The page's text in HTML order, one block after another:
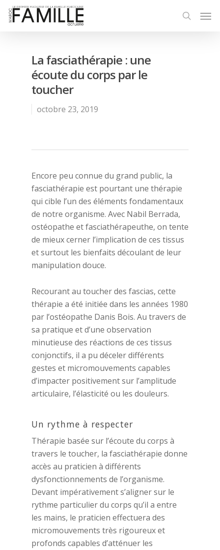
La fasciathérapie : une
écoute du corps par le
toucher
octobre 23, 2019
Encore peu connue du grand public, la
fasciathérapie est pourtant une thérapie
qui cible l’un des éléments fondamentaux
de notre organisme. Avec Nabil Berrada,
ostéopathe et fasciathérapeuthe, on tente
de mieux cerner l’implication de ces tissus
et surtout les bienfaits découlant de leur
manipulation douce.
Recourant au toucher des fascias, cette
thérapie a été initiée dans les années 1980
par l’ostéopathe Danis Bois. Au travers de
sa pratique et d’une observation
minutieuse des réactions de ces tissus
conjonctifs, il a pu déceler différents
gestes et micromouvements capables
d’impacter positivement sur l’amplitude
articulaire, l’élasticité ou les douleurs.
Un rythme à respecter
Thérapie basée sur l’écoute du corps à
travers le toucher, la fasciathérapie donne
accès au praticien à différents
dysfonctionnements de l’organisme.
Devant impérativement s’aligner sur le
rythme particulier du corps qu’il a entre
les mains, le praticien effectuera des
micromouvements très rigoureux et
profonds capables d’atténuer les